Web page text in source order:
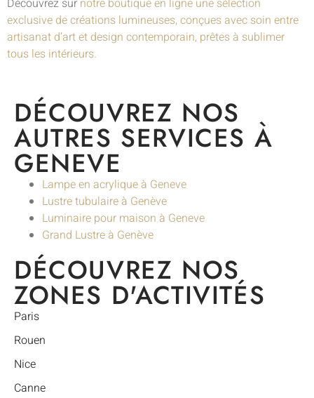
Découvrez sur notre boutique en ligne une sélection
exclusive de créations lumineuses, conçues avec soin entre
artisanat d’art et design contemporain, prêtes à sublimer
tous les intérieurs.
DÉCOUVREZ NOS
AUTRES SERVICES À
GENEVE
Lampe en acrylique à Geneve
Lustre tubulaire à Genève
Luminaire pour maison à Geneve
Grand Lustre à Genève
DÉCOUVREZ NOS
ZONES D'ACTIVITÉS
Paris
Rouen
Nice
Canne